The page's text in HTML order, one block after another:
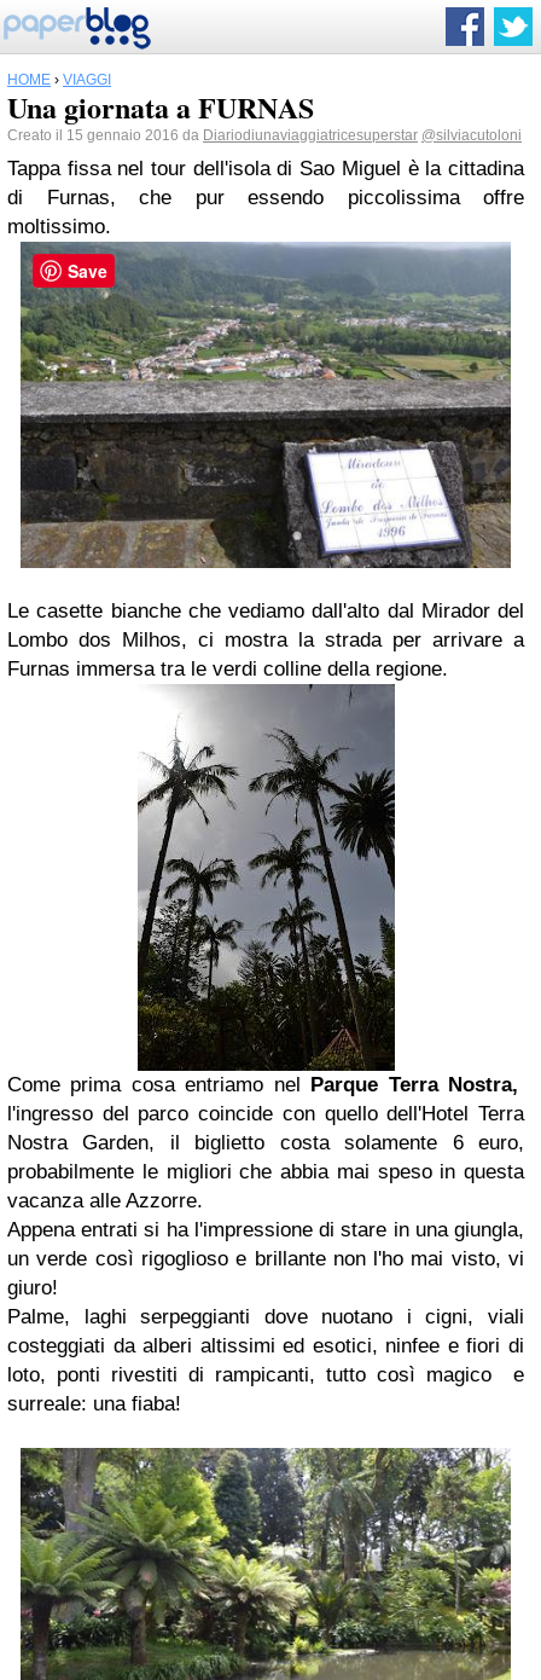
HOME › VIAGGI
Una giornata a FURNAS
Creato il 15 gennaio 2016 da Diariodiunaviaggiatricesuperstar @silviacutoloni
Tappa fissa nel tour dell'isola di Sao Miguel è la cittadina
di Furnas, che pur essendo piccolissima offre
moltissimo.
Le casette bianche che vediamo dall'alto dal Mirador del
Lombo dos Milhos, ci mostra la strada per arrivare a
Furnas immersa tra le verdi colline della regione.
Come prima cosa entriamo nel
Parque Terra Nostra,
'ingresso del parco coincide con quello dell'Hotel Terra
Nostra Garden, il biglietto costa solamente 6 euro,
probabilmente le migliori che abbia mai speso in questa
vacanza alle Azzorre.
Appena entrati si ha l'impressione di stare in una giungla,
un verde così rigoglioso e brillante non l'ho mai visto, vi
giuro!
Palme, laghi serpeggianti dove nuotano i cigni, viali
costeggiati da alberi altissimi ed esotici, ninfee e fiori di
loto, ponti rivestiti di rampicanti, tutto così magico e
surreale: una fiaba!
Save